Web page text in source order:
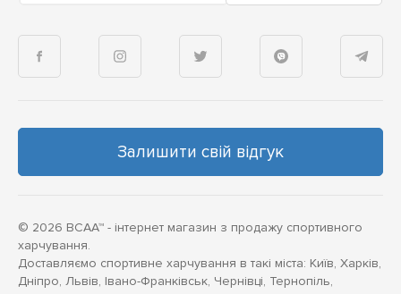
Залишити свій відгук
© 2026 BCAA™ - інтернет магазин з продажу спортивного
харчування.
Доставляємо спортивне харчування в такі міста: Київ, Харків,
Дніпро, Львів, Івано-Франківськ, Чернівці, Тернопіль,